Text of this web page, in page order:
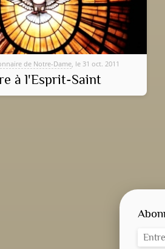
de Notre-Dame, le 31 oct. 2011
à l'Esprit-Saint